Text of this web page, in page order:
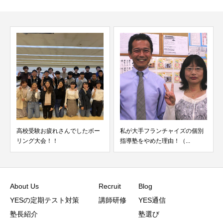
たボー
私が大手フランチャイズの個別
指導塾をやめた理由！（...
国語の偏差値が２５から５６
アップしました＾＾（授...
About Us
YESの定期テスト対策
塾長紹介
Recruit
講師研修
Blog
YES通信
塾選び